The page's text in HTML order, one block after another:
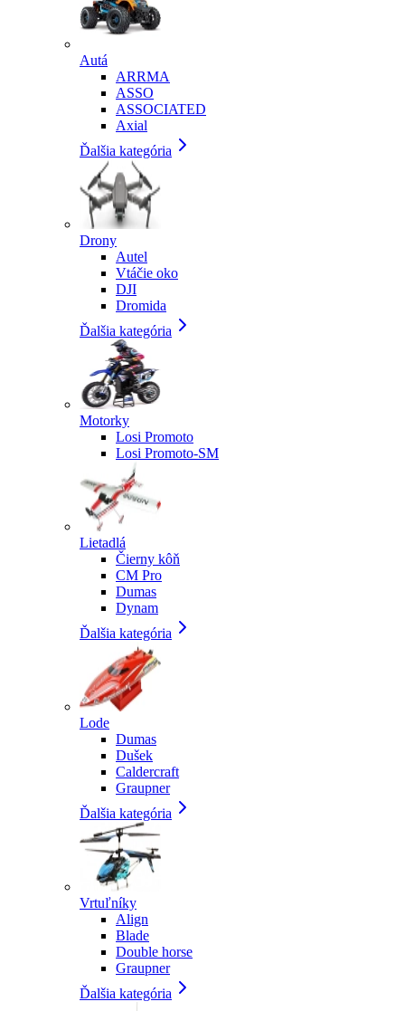
Autá
ARRMA
ASSO
ASSOCIATED
Axial
Ďalšia kategória
Drony
Autel
Vtáčie oko
DJI
Dromida
Ďalšia kategória
Motorky
Losi Promoto
Losi Promoto-SM
Lietadlá
Čierny kôň
CM Pro
Dumas
Dynam
Ďalšia kategória
Lode
Dumas
Dušek
Caldercraft
Graupner
Ďalšia kategória
Vrtuľníky
Align
Blade
Double horse
Graupner
Ďalšia kategória